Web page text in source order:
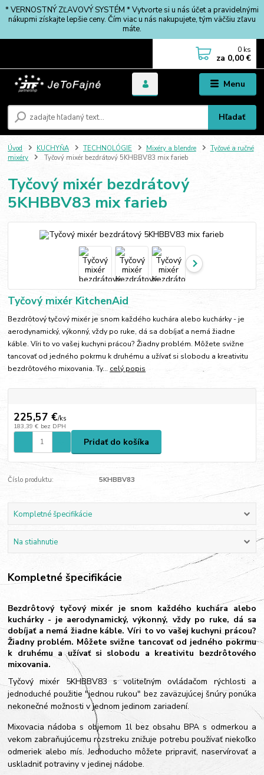
* VERNOSTNÝ ZĽAVOVÝ SYSTÉM * Vytvorte si u nás účet a pravidelnými
nákupmi získajte lepšie ceny. Čím viac u nás nakupujete, tým väčšiu zľavu
máte.
Menu
Hľadať
0 ks
za 0,00 €
Úvod KUCHYŇA TECHNOLÓGIE Mixéry a blendre
Tyčové a ručné
mixéry
Tyčový mixér bezdrátový 5KHBBV83 mix farieb
Tyčový mixér bezdrátový
5KHBBV83 mix farieb
Tyčový mixér KitchenAid
Bezdrôtový tyčový mixér je snom každého kuchára alebo kuchárky - je
aerodynamický, výkonný, vždy po ruke, dá sa dobíjať a nemá žiadne
káble. Víri to vo vašej kuchyni prácou? Žiadny problém. Môžete svižne
tancovať od jedného pokrmu k druhému a užívať si slobodu a kreativitu
bezdrôtového mixovania. Ty... celý popis
225,57 €/ks
183,39 € bez DPH
Pridať do košíka
Číslo produktu: 5KHBBV83
Kompletné špecifikácie
Na stiahnutie
Kompletné špecifikácie
Bezdrôtový tyčový mixér je snom každého kuchára alebo
kuchárky - je aerodynamický, výkonný, vždy po ruke, dá sa
dobíjať a nemá žiadne káble. Víri to vo vašej kuchyni prácou?
Žiadny problém. Môžete svižne tancovať od jedného pokrmu
k druhému a užívať si slobodu a kreativitu bezdrôtového
mixovania.
Tyčový mixér 5KHBBV83 s voliteľným ovládačom rýchlosti a
jednoduché použitie "jednou rukou" bez zaväzujúcej šnúry ponúka
nekonečné možnosti v jednom jedinom zariadení.
Mixovacia nádoba s objemom 1l bez obsahu BPA s odmerkou a
vekom zabraňujúcemu rozstreku znižuje potrebu používať niekoľko
odmeriek alebo mís. Jednoducho môžete pripraviť, naservírovať a
uskladniť potraviny v jedinej nádobe.